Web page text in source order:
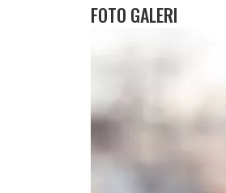
FOTO GALERI